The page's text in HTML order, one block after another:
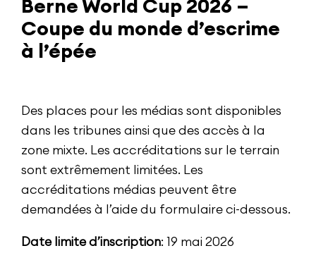
Berne World Cup 2026 –
Coupe du monde d’escrime
à l’épée
Des places pour les médias sont disponibles
dans les tribunes ainsi que des accès à la
zone mixte. Les accréditations sur le terrain
sont extrêmement limitées. Les
accréditations médias peuvent être
demandées à l’aide du formulaire ci-dessous.
Date limite d’inscription: 19 mai 2026